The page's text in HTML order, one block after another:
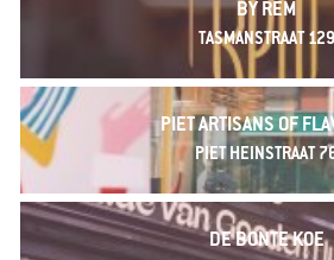
BY REM
TASMANSTRAAT 129
PIET ARTISANS OF
PIET HEINSTRAAT
DE BONTE KOE